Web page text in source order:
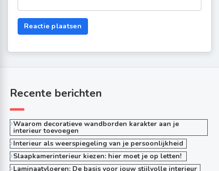
Recente berichten
Waarom decoratieve wandborden karakter aan je
interieur toevoegen
Interieur als weerspiegeling van je persoonlijkheid
Slaapkamerinterieur kiezen: hier moet je op letten!
Laminaatvloeren: De basis voor jouw stijlvolle interieur